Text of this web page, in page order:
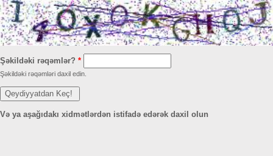
Şəkildəki rəqəmlər? *
Şəkildəki rəqəmləri daxil edin.
Və ya aşağıdakı xidmətlərdən istifadə edərək daxil olun